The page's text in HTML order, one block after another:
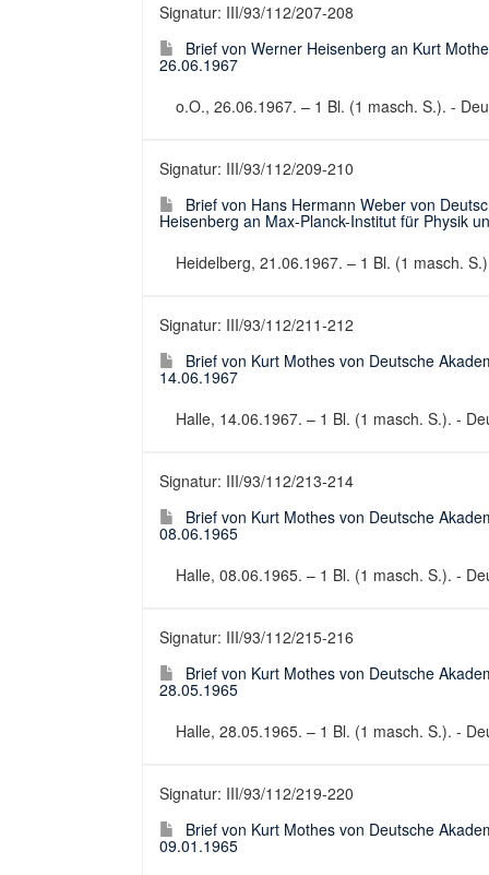
Signatur: III/93/112/207-208
Brief von Werner Heisenberg an Kurt
26.06.1967
o.O., 26.06.1967. – 1 Bl. (1 masch. S.). -
Signatur: III/93/112/209-210
Brief von Hans Hermann Weber von
Heisenberg an Max-Planck-Institut für Physik
Heidelberg, 21.06.1967. – 1 Bl. (1 masch.
Signatur: III/93/112/211-212
Brief von Kurt Mothes von Deutsche
14.06.1967
Halle, 14.06.1967. – 1 Bl. (1 masch. S.). -
Signatur: III/93/112/213-214
Brief von Kurt Mothes von Deutsche
08.06.1965
Halle, 08.06.1965. – 1 Bl. (1 masch. S.). -
Signatur: III/93/112/215-216
Brief von Kurt Mothes von Deutsche
28.05.1965
Halle, 28.05.1965. – 1 Bl. (1 masch. S.). -
Signatur: III/93/112/219-220
Brief von Kurt Mothes von Deutsche
09.01.1965